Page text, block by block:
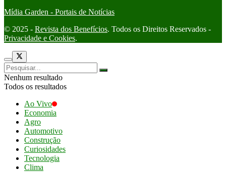
Mídia Garden - Portais de Notícias
© 2025 - Revista dos Benefícios. Todos os Direitos Reservados -
Privacidade e Cookies.
Nenhum resultado
Todos os resultados
Ao Vivo
Economia
Agro
Automotivo
Construção
Curiosidades
Tecnologia
Clima